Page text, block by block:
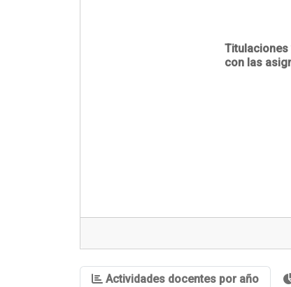
Titulaciones
con las
Actividades docentes por año